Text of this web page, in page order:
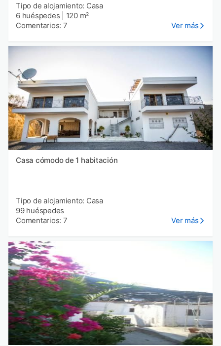
Tipo de alojamiento: Casa
6 huéspedes
120 m²
Comentarios: 7
Ver más
Casa cómodo de 1 habitación
Tipo de alojamiento: Casa
99 huéspedes
Comentarios: 7
Ver más